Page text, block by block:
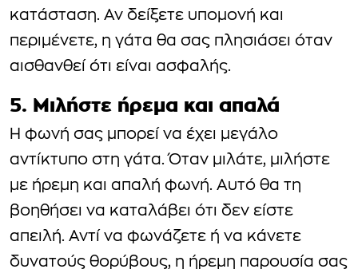
κατάσταση. Αν δείξετε υπομονή και
περιμένετε, η γάτα θα σας πλησιάσει όταν
αισθανθεί ότι είναι ασφαλής.
5. Μιλήστε ήρεμα και απαλά
Η φωνή σας μπορεί να έχει μεγάλο
αντίκτυπο στη γάτα. Όταν μιλάτε, μιλήστε
με ήρεμη και απαλή φωνή. Αυτό θα τη
βοηθήσει να καταλάβει ότι δεν είστε
απειλή. Αντί να φωνάζετε ή να κάνετε
δυνατούς θορύβους, η ήρεμη παρουσία σας